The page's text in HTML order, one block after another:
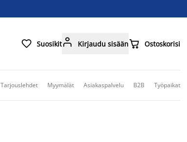
 Suosikit Kirjaudu sisään Ostoskorisi
Tarjouslehdet Myymälät Asiakaspalvelu B2B Työpaikat